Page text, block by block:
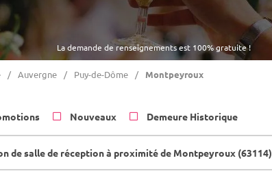
La demande de renseignements est 100% gratuite !
Auvergne Puy-de-Dôme Montpeyroux
Nouveaux Demeure Historique
de salle de réception à proximité de Montpeyroux (63114)